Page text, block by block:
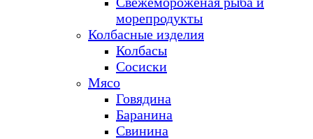
морепродукты
Колбасные изделия
Колбасы
Сосиски
Мясо
Говядина
Баранина
Свинина